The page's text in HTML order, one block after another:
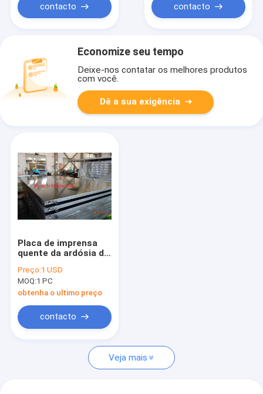
contacto contacto
Economize seu tempo
Deixe-nos contatar os melhores produtos
com você.
Dê a sua exigência
Placa de imprensa
quente da ardósia de
para a imprensa
hidráulica da
compressão
Preço:1 USD
MOQ:1 PC
obtenha o ultimo preço
contacto
Veja mais